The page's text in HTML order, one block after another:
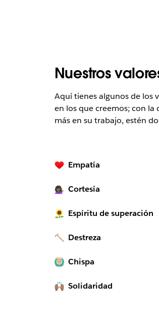
Nuestros
Aquí tienes algunos de los
en los que creemos; con la
más en su trabajo, estén
Empatía
Cortesía
Espíritu de superación
Destreza
Chispa
Solidaridad